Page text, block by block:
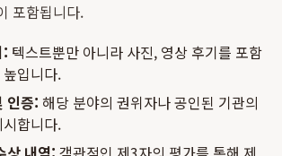
포함됩니다.
: 텍스트뿐만 아니라 사진, 영상 후기를 포함
입니다.
인증: 해당 분야의 권위자나 공인된 기관의
합니다.